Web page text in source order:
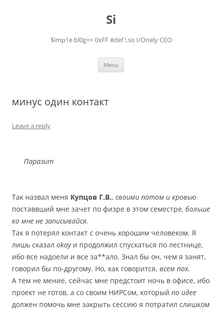
Si
$imp1e bl0g++ 0xFF #def !.so I/Onely CEO
Menu
минус один контакт
Leave a reply
Паразит
Так назвал меня Купцов Г.В., своими потом и кровью
поставвший мне зачет по физре в этом семестре, больше
ко мне не записывайся.
Так я потерял контакт с очень хорошим человеком. Я
лишь сказал okayи продолжил спускаться по лестнице,
ибо все надоели и все за**ало. Знал бы он, чем я занят,
говорил бы по-другому. Но, как говорится, всем пох.
А тем не мение, сейчас мне предстоит ночь в офисе, ибо
проект не готов, а со своим НИРСом, который по идее
должен помочь мне закрыть сессию я потратил слишком